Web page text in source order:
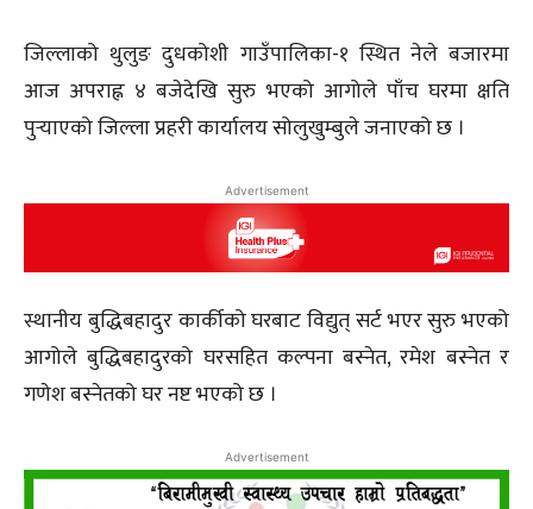
जिल्लाको थुलुङ दुधकोशी गाउँपालिका-१ स्थित नेले बजारमा
आज अपराह्न ४ बजेदेखि सुरु भएको आगोले पाँच घरमा क्षति
पुर्‍याएको जिल्ला प्रहरी कार्यालय सोलुखुम्बुले जनाएको छ ।
Advertisement
स्थानीय बुद्धिबहादुर कार्कीको घरबाट विद्युत् सर्ट भएर सुरु भएको
आगोले बुद्धिबहादुरको घरसहित कल्पना बस्नेत, रमेश बस्नेत र
गणेश बस्नेतको घर नष्ट भएको छ ।
Advertisement